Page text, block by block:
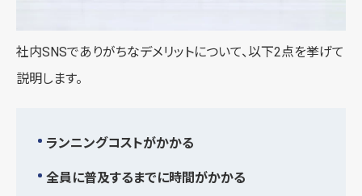
社内SNSでありがちなデメリットについて、以下2点を挙げて
説明します。
ランニングコストがかかる
全員に普及するまでに時間がかかる